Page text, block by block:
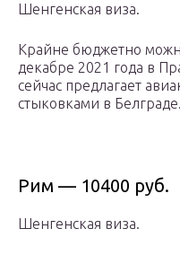
Шенгенская виза.
Крайне бюджетно
декабре 2021 года в
сейчас предлагает
стыковками в Белграде.
Рим — 10400 руб.
Шенгенская виза.